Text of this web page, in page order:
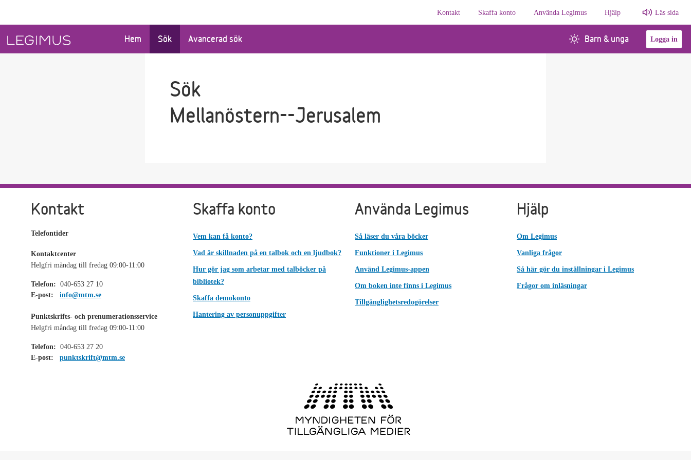
Kontakt
Skaffa konto Använda Legimus Hjälp Läs sida
Hem Sök Avancerad sök Barn & unga Logga in
Sök
Mellanöstern--Jerusalem
Kontakt
Telefontider
Kontaktcenter
Helgfri måndag till fredag 09:00-11:00
Telefon: 040-653 27 10
E-post:
info@mtm.se
Punktskrifts- och prenumerationsservice
Helgfri måndag till fredag 09:00-11:00
Telefon: 040-653 27 20
E-post:
punktskrift@mtm.se
Skaffa konto
Vem kan få konto?
Vad är skillnaden på en talbok och en ljudbok?
Hur gör jag som arbetar med talböcker på
bibliotek?
Skaffa demokonto
Hantering av personuppgifter
Använda Legimus
Så läser du våra böcker
Funktioner i Legimus
Använd Legimus-appen
Om boken inte finns i Legimus
Tillgänglighetsredogörelser
Hjälp
Om Legimus
Vanliga frågor
Så här gör du inställningar i Legimus
Frågor om inläsningar